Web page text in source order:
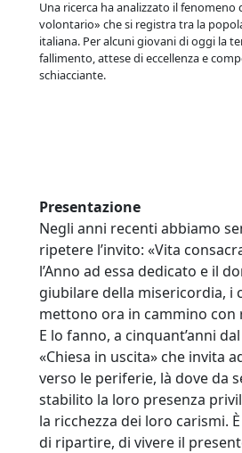
Una ricerca ha analizzato il fenomeno
volontario» che si registra tra la
italiana. Per alcuni giovani di oggi la
fallimento, attese di eccellenza e
schiacciante.
Presentazione
Negli anni recenti abbiamo
ripetere l’invito: «Vita
l’Anno ad essa dedicato e il
giubilare della misericordia, i
mettono ora in cammino con
E lo fanno, a cinquant’anni
«Chiesa in uscita» che invita
verso le periferie, là dove da
stabilito la loro presenza
la ricchezza dei loro carismi.
di ripartire, di vivere il